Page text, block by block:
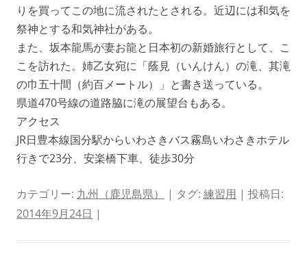
りを買ってこの地に流されたとされる。近辺には和気を
祭神とする和気神社がある。
また、坂本龍馬が妻お龍と日本初の新婚旅行として、こ
こを訪れた。姉乙女宛に「蔭見（いんけん）の滝、其滝
の巾五十間（約百メートル）」と書き送っている。
県道470号線の道路脇に滝の展望台もある。
アクセス
JR日豊本線国分駅からいわさきバス霧島いわさきホテル
行きで23分、安楽橋下車、徒歩30分
カテゴリー: 九州（鹿児島県） | タグ: 練習用 | 投稿日:
2014年9月24日 |